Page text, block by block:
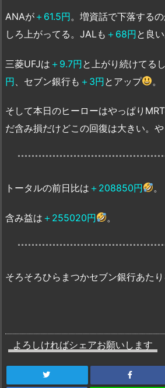
ANAが ＋61.5円。増資話で下落する
しろ上がってる。JALも ＋68円と良い
三菱UFJは ＋9.7円と上がり続けてる
円 、セブン銀行も ＋3円とアップ 。
そして本日のヒーローはやっぱり
だ含み損だけどこの回復は大きい。
トータルの前日比は ＋208850円 。
含み益は ＋255020円 。
そろそろひらまつかセブン銀行あたり
よろしければシェアお願いします